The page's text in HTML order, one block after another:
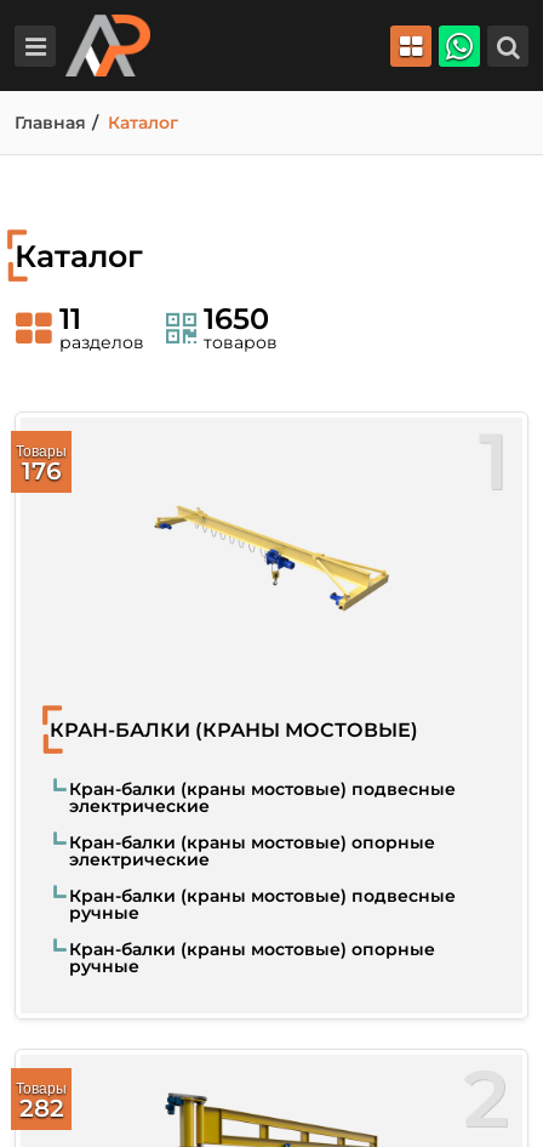
Главная Каталог
Каталог
11
разделов
1650
товаров
1
Товары
176
КРАН-БАЛКИ (КРАНЫ МОСТОВЫЕ)
Кран-балки (краны мостовые) подвесные
электрические
Кран-балки (краны мостовые) опорные
электрические
Кран-балки (краны мостовые) подвесные
ручные
Кран-балки (краны мостовые) опорные
ручные
2
Товары
282